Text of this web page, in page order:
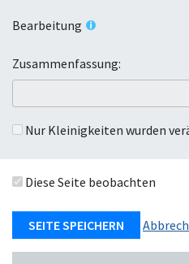
Bearbeitung
Zusammenfassung:
Nur Kleinigkeiten wurden
Diese Seite beobachten